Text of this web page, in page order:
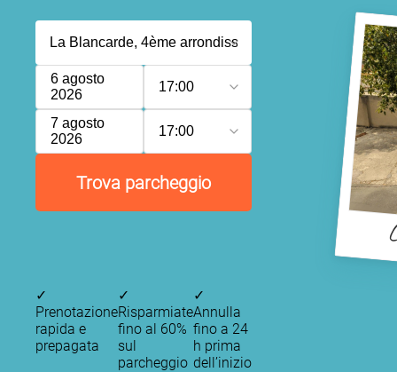
6 agosto
2026
17:00
7 agosto
2026
17:00
Trova parcheggio
✓
Prenotazione
rapida e
prepagata
✓
Risparmiate
fino al 60%
sul
parcheggio
✓
Annulla
fino a 24
h prima
dell’inizio